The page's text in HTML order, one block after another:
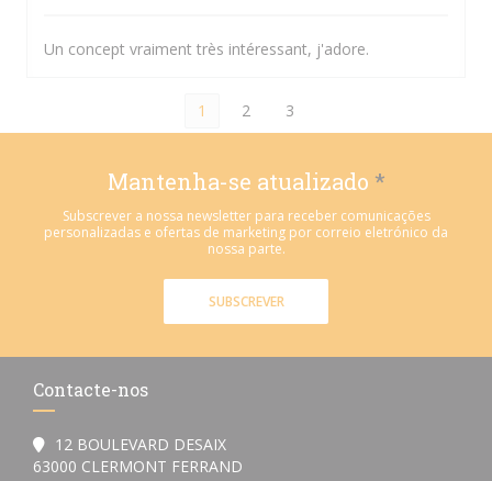
Un concept vraiment très intéressant, j'adore.
1 2 3
Mantenha-se atualizado *
Subscrever a nossa newsletter para receber comunicações
personalizadas e ofertas de marketing por correio eletrónico da
nossa parte.
SUBSCREVER
Contacte-nos
12 BOULEVARD DESAIX
63000 CLERMONT FERRAND